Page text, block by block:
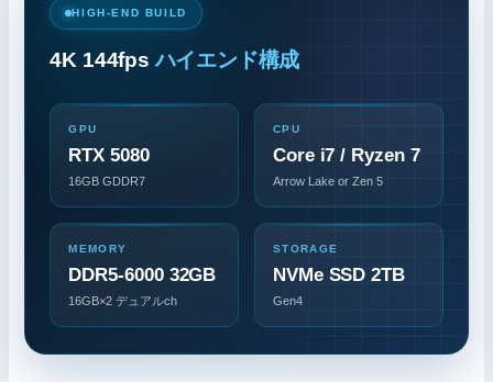
HIGH-END BUILD
4K 144fpsハイエンド構成
GPU
RTX 5080
16GB GDDR7
CPU
Core i7 / Ryzen 7
Arrow Lake or Zen 5
MEMORY
DDR5-6000 32GB
16GB×2 デュアルch
STORAGE
NVMe SSD 2TB
Gen4